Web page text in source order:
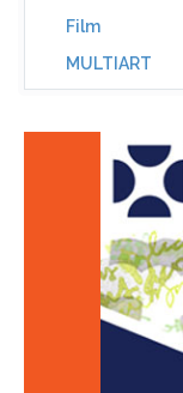
Film
MULTIART